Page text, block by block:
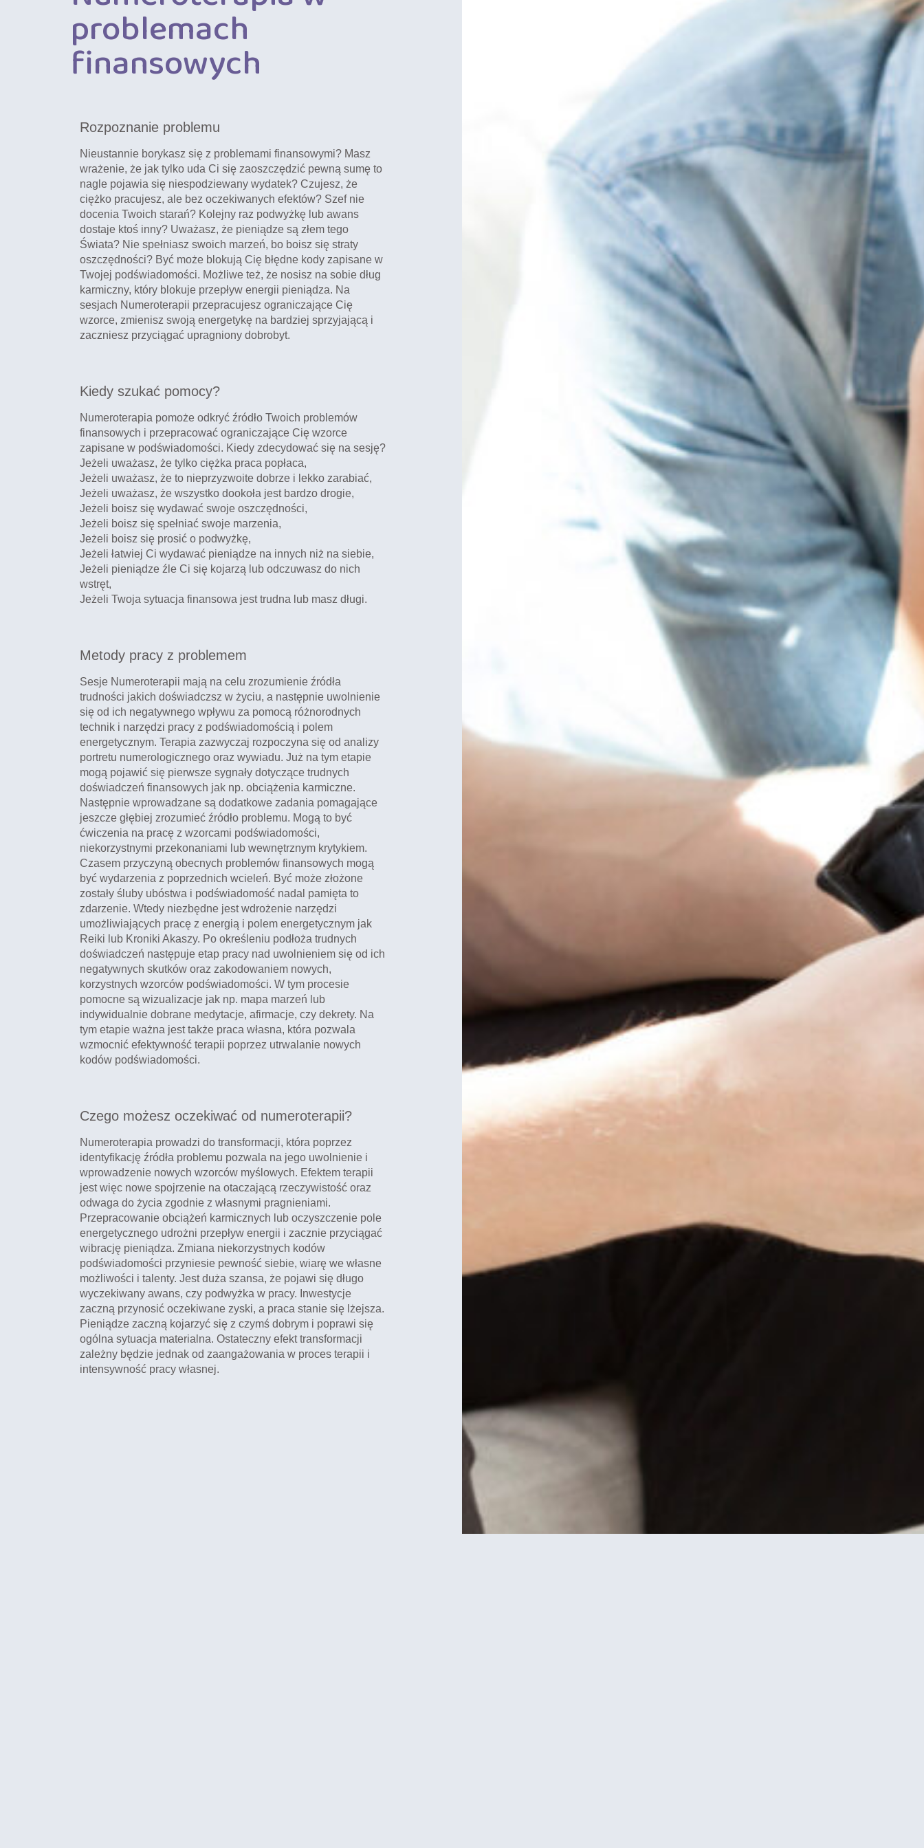
problemach
finansowych
Rozpoznanie problemu
Nieustannie borykasz się z problemami finansowymi? Masz
wrażenie, że jak tylko uda Ci się zaoszczędzić pewną sumę to
nagle pojawia się niespodziewany wydatek? Czujesz, że
ciężko pracujesz, ale bez oczekiwanych efektów? Szef nie
docenia Twoich starań? Kolejny raz podwyżkę lub awans
dostaje ktoś inny? Uważasz, że pieniądze są złem tego
Świata? Nie spełniasz swoich marzeń, bo boisz się straty
oszczędności? Być może blokują Cię błędne kody zapisane w
Twojej podświadomości. Możliwe też, że nosisz na sobie dług
karmiczny, który blokuje przepływ energii pieniądza. Na
sesjach Numeroterapii przepracujesz ograniczające Cię
wzorce, zmienisz swoją energetykę na bardziej sprzyjającą i
zaczniesz przyciągać upragniony dobrobyt.
Kiedy szukać pomocy?
Numeroterapia pomoże odkryć źródło Twoich problemów
finansowych i przepracować ograniczające Cię wzorce
zapisane w podświadomości. Kiedy zdecydować się na sesję?
Jeżeli uważasz, że tylko ciężka praca popłaca,
Jeżeli uważasz, że to nieprzyzwoite dobrze i lekko zarabiać,
Jeżeli uważasz, że wszystko dookoła jest bardzo drogie,
Jeżeli boisz się wydawać swoje oszczędności,
Jeżeli boisz się spełniać swoje marzenia,
Jeżeli boisz się prosić o podwyżkę,
Jeżeli łatwiej Ci wydawać pieniądze na innych niż na siebie,
Jeżeli pieniądze źle Ci się kojarzą lub odczuwasz do nich
wstręt,
Jeżeli Twoja sytuacja finansowa jest trudna lub masz długi.
Metody pracy z problemem
Sesje Numeroterapii mają na celu zrozumienie źródła
trudności jakich doświadczsz w życiu, a następnie uwolnienie
się od ich negatywnego wpływu za pomocą różnorodnych
technik i narzędzi pracy z podświadomością i polem
energetycznym. Terapia zazwyczaj rozpoczyna się od analizy
portretu numerologicznego oraz wywiadu. Już na tym etapie
mogą pojawić się pierwsze sygnały dotyczące trudnych
doświadczeń finansowych jak np. obciążenia karmiczne.
Następnie wprowadzane są dodatkowe zadania pomagające
jeszcze głębiej zrozumieć źródło problemu. Mogą to być
ćwiczenia na pracę z wzorcami podświadomości,
niekorzystnymi przekonaniami lub wewnętrznym krytykiem.
Czasem przyczyną obecnych problemów finansowych mogą
być wydarzenia z poprzednich wcieleń. Być może złożone
zostały śluby ubóstwa i podświadomość nadal pamięta to
zdarzenie. Wtedy niezbędne jest wdrożenie narzędzi
umożliwiających pracę z energią i polem energetycznym jak
Reiki lub Kroniki Akaszy. Po określeniu podłoża trudnych
doświadczeń następuje etap pracy nad uwolnieniem się od ich
negatywnych skutków oraz zakodowaniem nowych,
korzystnych wzorców podświadomości. W tym procesie
pomocne są wizualizacje jak np. mapa marzeń lub
indywidualnie dobrane medytacje, afirmacje, czy dekrety. Na
tym etapie ważna jest także praca własna, która pozwala
wzmocnić efektywność terapii poprzez utrwalanie nowych
kodów podświadomości.
Czego możesz oczekiwać od numeroterapii?
Numeroterapia prowadzi do transformacji, która poprzez
identyfikację źródła problemu pozwala na jego uwolnienie i
wprowadzenie nowych wzorców myślowych. Efektem terapii
jest więc nowe spojrzenie na otaczającą rzeczywistość oraz
odwaga do życia zgodnie z własnymi pragnieniami.
Przepracowanie obciążeń karmicznych lub oczyszczenie pole
energetycznego udrożni przepływ energii i zacznie przyciągać
wibrację pieniądza. Zmiana niekorzystnych kodów
podświadomości przyniesie pewność siebie, wiarę we własne
możliwości i talenty. Jest duża szansa, że pojawi się długo
wyczekiwany awans, czy podwyżka w pracy. Inwestycje
zaczną przynosić oczekiwane zyski, a praca stanie się lżejsza.
Pieniądze zaczną kojarzyć się z czymś dobrym i poprawi się
ogólna sytuacja materialna. Ostateczny efekt transformacji
zależny będzie jednak od zaangażowania w proces terapii i
intensywność pracy własnej.